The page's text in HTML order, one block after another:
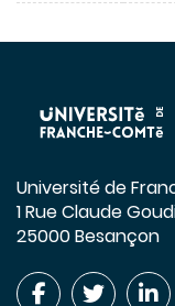
Université de
1 Rue Claude
25000 Besançon